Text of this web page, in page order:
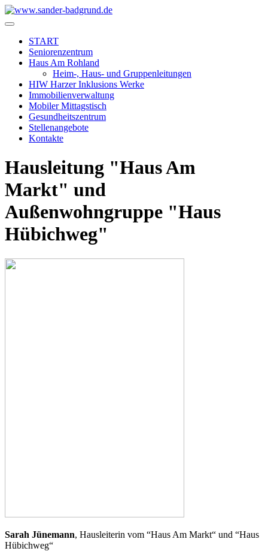
START
Seniorenzentrum
Haus Am Rohland
Heim-, Haus- und Gruppenleitungen
HIW Harzer Inklusions Werke
Immobilienverwaltung
Mobiler Mittagstisch
Gesundheitszentrum
Stellenangebote
Kontakte
Hausleitung "Haus Am
Markt" und
Außenwohngruppe "Haus
Hübichweg"
Sarah Jünemann, Hausleiterin vom “Haus Am Markt“ und “Haus
Hübichweg“